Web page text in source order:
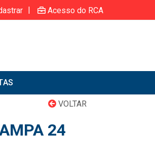
| Acesso do RCA
VOLTAR
24